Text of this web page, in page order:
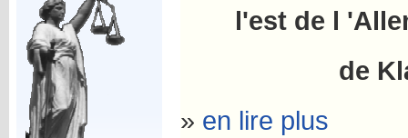
l'est de l
de
» en lire plus